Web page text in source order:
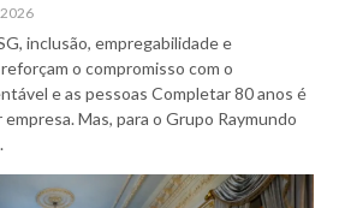
inclusão, empregabilidade e
o compromisso com o
e as pessoas Completar 80 anos é
Mas, para o Grupo Raymundo